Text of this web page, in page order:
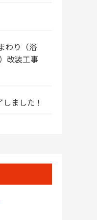
わり（浴
改装工事
ました！